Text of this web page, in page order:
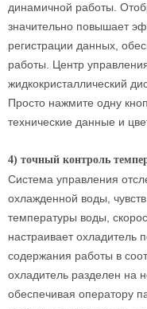
динамичной работы.
значительно повышает
регистрации данных,
работы. Центр
жидкокристаллический
Просто нажмите одну
технические данные и
4) точный контроль
Система управления
охлажденной воды,
температуры воды,
настраивает охладитель
содержания работы в
охладитель разделен на
обеспечивая оператору